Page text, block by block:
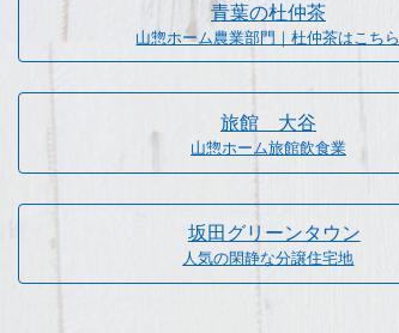
青葉の杜仲茶
山惣ホーム農業部門｜杜仲茶はこちら
旅館 大谷
山惣ホーム旅館飲食業
坂田グリーンタウン
人気の閑静な分譲住宅地